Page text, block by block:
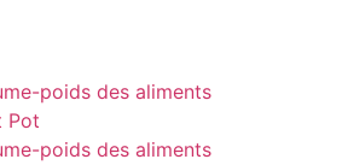
poids des aliments
Pot
poids des aliments